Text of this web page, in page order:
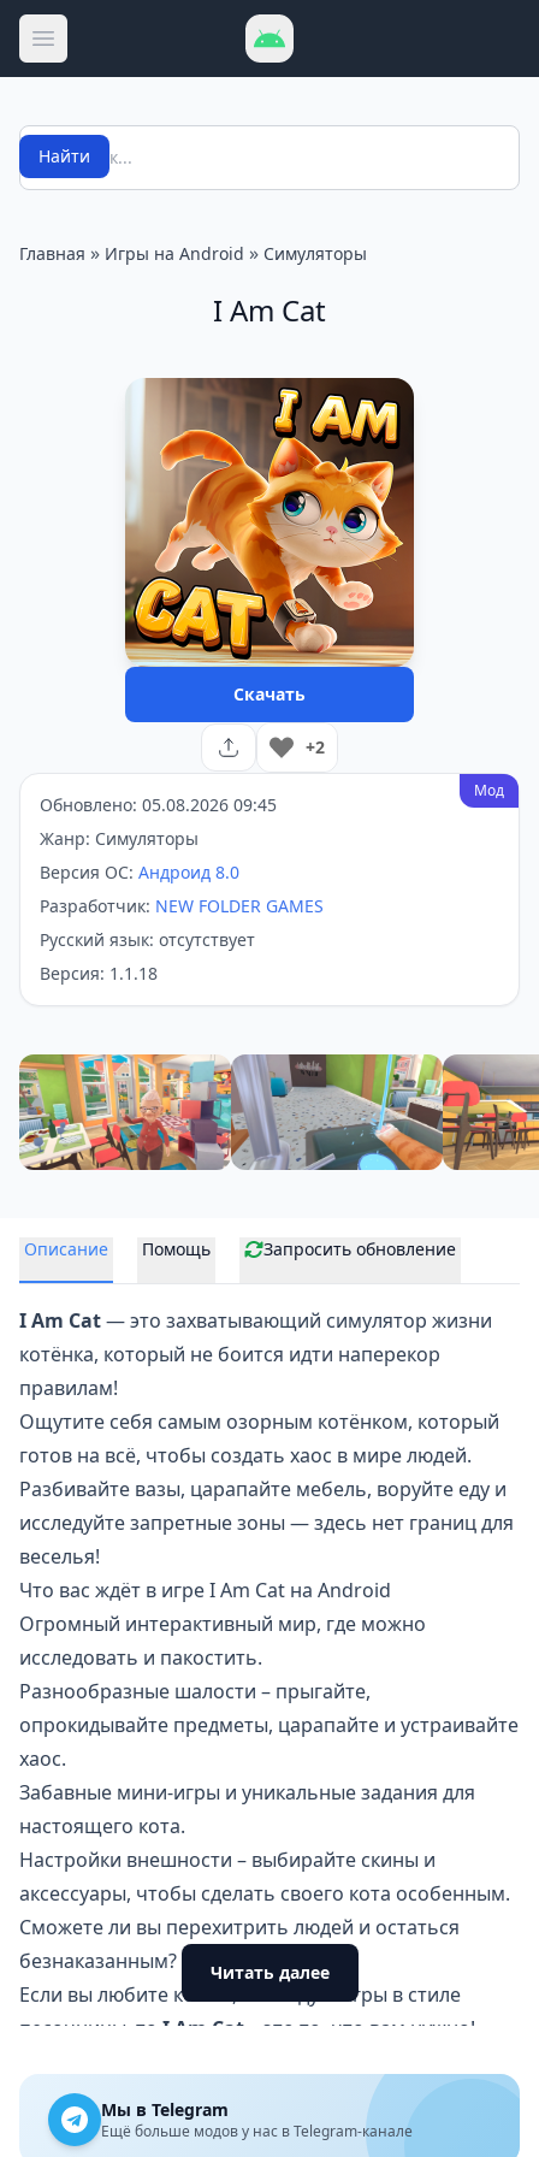
Открыть меню
Поиск
Найти
Главная » Игры на Android » Симуляторы
I Am Cat
Скачать
+2
Мод
Обновлено: 05.08.2026 09:45
Жанр: Симуляторы
Версия ОС: Андроид 8.0
Разработчик: NEW FOLDER GAMES
Русский язык: отсутствует
Версия: 1.1.18
Описание Помощь Запросить обновление
I Am Cat— это захватывающий симулятор жизни
котёнка, который не боится идти наперекор
правилам!
Ощутите себя самым озорным котёнком, который
готов на всё, чтобы создать хаос в мире людей.
Разбивайте вазы, царапайте мебель, воруйте еду и
исследуйте запретные зоны — здесь нет границ для
веселья!
Что вас ждёт в игре I Am Cat на Android
Огромный интерактивный мир, где можно
исследовать и пакостить.
Разнообразные шалости – прыгайте,
опрокидывайте предметы, царапайте и устраивайте
хаос.
Забавные мини-игры и уникальные задания для
настоящего кота.
Настройки внешности – выбирайте скины и
аксессуары, чтобы сделать своего кота особенным.
Сможете ли вы перехитрить людей и остаться
безнаказанным?
Если вы любите кошек, свободу и игры в стиле
песочницы, то I Am Cat – это то, что вам нужно!
почувствуйте себя настоящим проказником!
Читать далее
Мы в Telegram
Ещё больше модов у нас в Telegram-канале